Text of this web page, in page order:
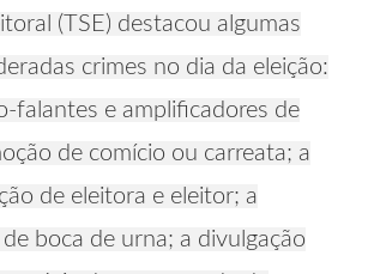
(TSE) destacou algumas
crimes no dia da eleição:
falantes e amplificadores de
de comício ou carreata; a
de eleitora e eleitor; a
boca de urna; a divulgação